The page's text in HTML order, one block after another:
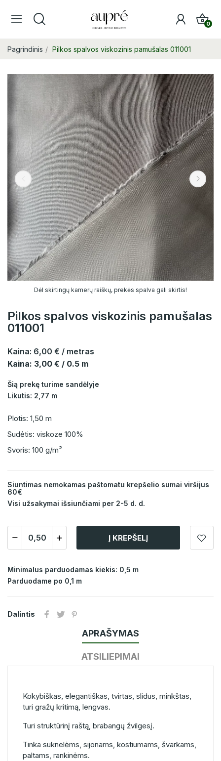
0
Pagrindinis Pilkos spalvos viskozinis pamušalas 011001
Dėl skirtingų kamerų raiškų, prekės spalva gali skirtis!
Pilkos spalvos viskozinis pamušalas
011001
Kaina: 6,00 € / metras
Kaina: 3,00 € / 0.5 m
Šią prekę turime sandėlyje
Likutis: 2,77 m
Plotis: 1,50 m
Sudėtis: viskoze 100%
Svoris: 100 g/m²
Siuntimas nemokamas paštomatu krepšelio sumai viršijus
60€
Visi užsakymai išsiunčiami per 2-5 d. d.
Į KREPŠELĮ
Minimalus parduodamas kiekis: 0,5 m
Parduodame po 0,1 m
Dalintis
APRAŠYMAS
ATSILIEPIMAI
Kokybiškas, elegantiškas, tvirtas, slidus, minkštas,
turi gražų kritimą, lengvas.
Turi struktūrinį raštą, brabangų žvilgesį.
Tinka suknelėms, sijonams, kostiumams, švarkams,
paltams, rankinėms.